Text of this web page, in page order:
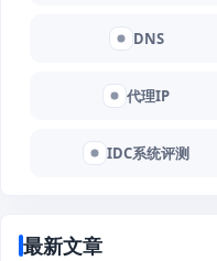
DNS
代理IP
IDC系统评测
最新文章